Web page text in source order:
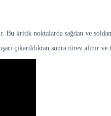
Bu kritik noktalarda sağdan ve
çıkarıldıktan sonra türev alınır